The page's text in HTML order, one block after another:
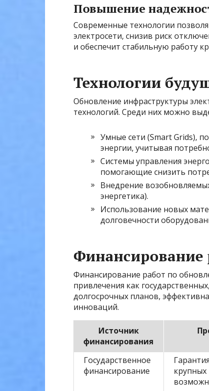
Повышение
Современные технологии
электросети, снизив риск
и обеспечит стабильную работу
Технологии
Обновление инфраструктуры
технологий. Среди них можно
Умные сети (Smart Grids),
энергии, учитывая
Системы управления
помогающие снизить
Внедрение
энергетика).
Использование новых
долговечности
Финансирование
Финансирование работ по
привлечения как
долгосрочных планов,
инноваций.
Источник
финансирования
Государственное
финансирование
крупных